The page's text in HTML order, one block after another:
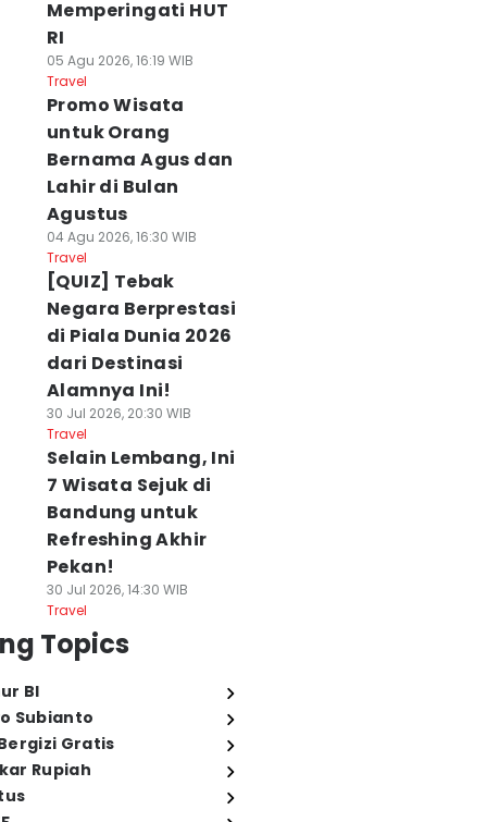
Memperingati HUT
RI
05 Agu 2026, 16:19 WIB
Travel
Promo Wisata
untuk Orang
Bernama Agus dan
Lahir di Bulan
Agustus
04 Agu 2026, 16:30 WIB
Travel
[QUIZ] Tebak
Negara Berprestasi
di Piala Dunia 2026
dari Destinasi
Alamnya Ini!
30 Jul 2026, 20:30 WIB
Travel
Selain Lembang, Ini
7 Wisata Sejuk di
Bandung untuk
Refreshing Akhir
Pekan!
30 Jul 2026, 14:30 WIB
Travel
Topics
BI
Subianto
Gratis
Rupiah